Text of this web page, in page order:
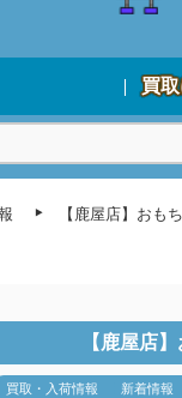
買
【鹿屋店】おも
【鹿屋店
買取・入荷情報 新着情報